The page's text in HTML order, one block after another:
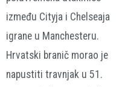
između Cityja i Chelseaja
igrane u Manchesteru.
Hrvatski branič morao je
napustiti travnjak u 51.